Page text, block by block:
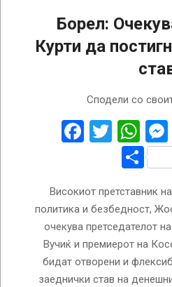
Борел:
Курти да
Сподели со
Високиот претставник
политика и безбедност,
очекува претседателот
Вучиќ и премиерот на
бидат отворени и
заеднички став на